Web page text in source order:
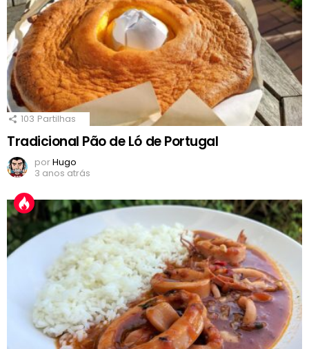
103 Partilhas
Tradicional Pão de Ló de Portugal
porHugo
3 anos atrás